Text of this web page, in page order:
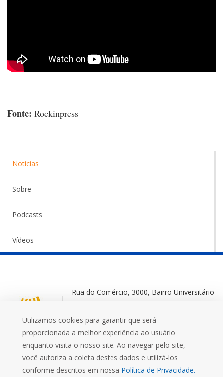
Fonte: Rockinpress
Notícias
Sobre
Podcasts
Vídeos
Rua do Comércio, 3000, Bairro Universitário
+55 (55) 3332 0572
Utilizamos cookies para garantir que será
proporcionada a melhor experiência ao usuário
enquanto visita o nosso site. Ao navegar pelo site,
você autoriza a coleta destes dados e utilizá-los
conforme descritos em nossa Política de Privacidade.